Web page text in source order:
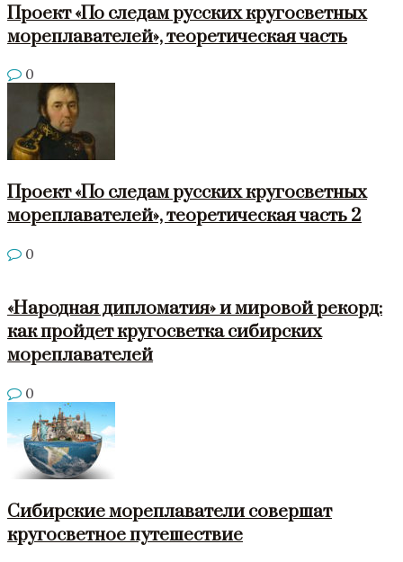
Проект «По следам русских кругосветных
мореплавателей», теоретическая часть
0
Проект «По следам русских кругосветных
мореплавателей», теоретическая часть 2
0
«Народная дипломатия» и мировой рекорд:
как пройдет кругосветка сибирских
мореплавателей
0
Сибирские мореплаватели совершат
кругосветное путешествие